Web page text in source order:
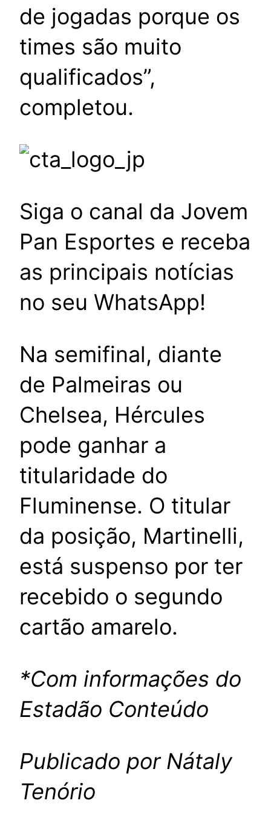
de jogadas porque os
times são muito
qualificados”,
completou.
Siga o canal da Jovem
Pan Esportes e receba
as principais notícias
no seu WhatsApp!
Na semifinal, diante
de Palmeiras ou
Chelsea, Hércules
pode ganhar a
titularidade do
Fluminense. O titular
da posição, Martinelli,
está suspenso por ter
recebido o segundo
cartão amarelo.
*Com informações do
Estadão Conteúdo
Publicado por Nátaly
Tenório